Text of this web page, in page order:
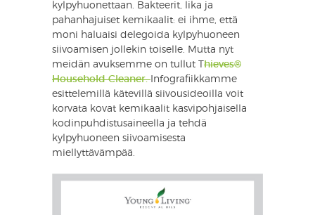
kylpyhuonettaan. Bakteerit, lika ja
pahanhajuiset kemikaalit: ei ihme, että
moni haluaisi delegoida kylpyhuoneen
siivoamisen jollekin toiselle. Mutta nyt
meidän avuksemme on tullut T hieves®
Household Cleaner.
Infografiikkamme
esittelemillä kätevillä siivousideoilla voit
korvata kovat kemikaalit kasvipohjaisella
kodinpuhdistusaineella ja tehdä
kylpyhuoneen siivoamisesta
miellyttävämpää.